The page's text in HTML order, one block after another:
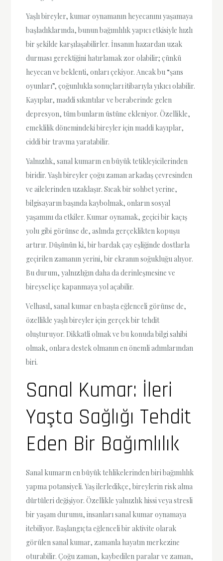
Yaşlı bireyler, kumar oynamanın heyecanını yaşamaya
başladıklarında, bunun bağımlılık yapıcı etkisiyle hızlı
bir şekilde karşılaşabilirler. İnsanın hazardan uzak
durması gerektiğini hatırlamak zor olabilir; çünkü
heyecan ve beklenti, onları çekiyor. Ancak bu “şans
oyunları”, çoğunlukla sonuçları itibarıyla yıkıcı olabilir.
Kayıplar, maddi sıkıntılar ve beraberinde gelen
depresyon, tüm bunların üstüne ekleniyor. Özellikle,
emeklilik dönemindeki bireyler için maddi kayıplar,
ciddi bir travma yaratabilir.
Yalnızlık, sanal kumarın en büyük tetikleyicilerinden
biridir. Yaşlı bireyler çoğu zaman arkadaş çevresinden
ve ailelerinden uzaklaşır. Sıcak bir sohbet yerine,
bilgisayarın başında kaybolmak, onların sosyal
yaşamını da etkiler. Kumar oynamak, geçici bir kaçış
yolu gibi görünse de, aslında gerçeklikten kopuşu
artırır. Düşünün ki, bir bardak çay eşliğinde dostlarla
geçirilen zamanın yerini, bir ekranın soğukluğu alıyor.
Bu durum, yalnızlığın daha da derinleşmesine ve
bireysel içe kapanmaya yol açabilir.
Velhasıl, sanal kumar en başta eğlenceli görünse de,
özellikle yaşlı bireyler için gerçek bir tehdit
oluşturuyor. Dikkatli olmak ve bu konuda bilgi sahibi
olmak, onlara destek olmanın en önemli adımlarından
biri.
Sanal Kumar: İleri
Yaşta Sağlığı Tehdit
Eden Bir Bağımlılık
Sanal kumarın en büyük tehlikelerinden biri bağımlılık
yapma potansiyeli. Yaş ilerledikçe, bireylerin risk alma
dürtüleri değişiyor. Özellikle yalnızlık hissi veya stresli
bir yaşam durumu, insanları sanal kumar oynamaya
itebiliyor. Başlangıçta eğlenceli bir aktivite olarak
görülen sanal kumar, zamanla hayatın merkezine
oturabilir. Çoğu zaman, kaybedilen paralar ve zaman,